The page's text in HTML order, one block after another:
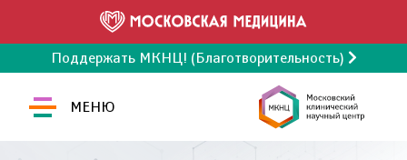
Поддержать МКНЦ! (Благотворительность)
МЕНЮ